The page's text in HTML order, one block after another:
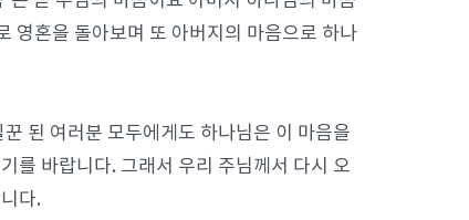
영혼을 돌아보며 또 아버지의 마음으로 하나
된 여러분 모두에게도 하나님은 이 마음을
를 바랍니다. 그래서 우리 주님께서 다시 오
다.